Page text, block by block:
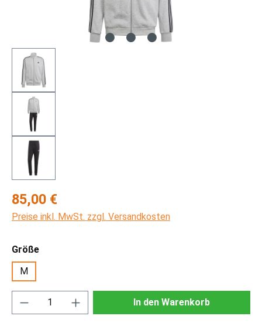
Regulärer Preis:
85,00 €
Preise inkl. MwSt. zzgl. Versandkosten
Größeauswählen
M
Produkt Anzahl: Gib den gewünschten
In den Warenkorb